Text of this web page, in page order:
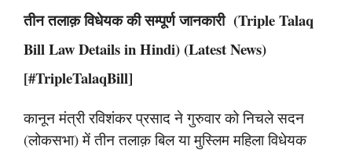
तीन तलाक़ विधेयक की सम्पूर्ण जानकारी (Triple Talaq
Bill Law Details in Hindi) (Latest News)
[#TripleTalaqBill]
कानून मंत्री रविशंकर प्रसाद ने गुरुवार को निचले सदन
(लोकसभा) में तीन तलाक़ बिल या मुस्लिम महिला विधेयक